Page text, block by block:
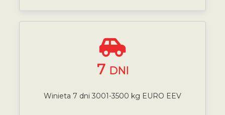
7 DNI
Winieta 7 dni 3001-3500 kg EURO EEV